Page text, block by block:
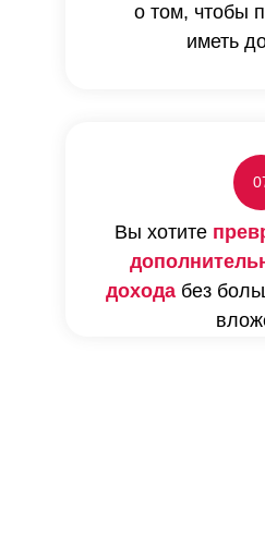
Вы хотите
доходабез
о том, чтобы
иметь